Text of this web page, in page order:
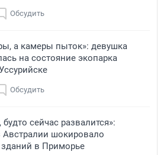
Обсудить
а камеры пыток»: девушка
на состояние экопарка
Обсудить
сейчас развалится»:
Австралии шокировало
зданий в Приморье